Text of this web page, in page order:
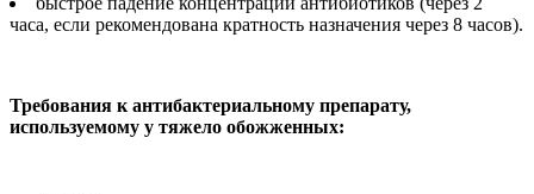
часа, если рекомендована кратность назначения через 8 часов).
Требования к антибактериальному препарату,
используемому у тяжело обожженных: